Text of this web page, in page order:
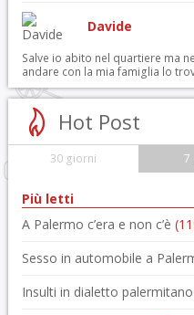
Davide
Salve io abito nel quartiere ma
andare con la mia famiglia lo
Hot Post
30 giorni 7
Più letti
A Palermo c’era e non c’è
Sesso in automobile a
Insulti in dialetto palermitano